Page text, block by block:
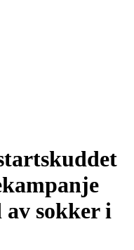
av sokker i